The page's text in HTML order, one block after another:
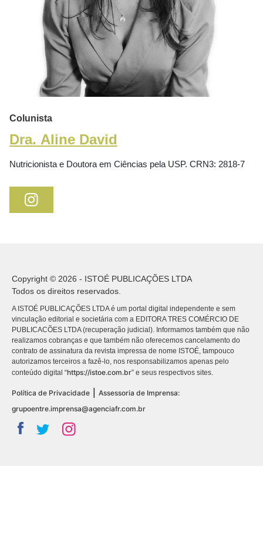
Colunista
Dra. Aline David
Nutricionista e Doutora em Ciências pela USP. CRN3: 2818-7
Copyright © 2026 - ISTOÉ PUBLICAÇÕES LTDA
Todos os direitos reservados.
A ISTOÉ PUBLICAÇÕES LTDA é um portal digital independente e sem
vinculação editorial e societária com a EDITORA TRES COMÉRCIO DE
PUBLICACÕES LTDA (recuperação judicial). Informamos também que não
realizamos cobranças e que também não oferecemos cancelamento do
contrato de assinatura da revista impressa de nome ISTOÉ, tampouco
autorizamos terceiros a fazê-lo, nos responsabilizamos apenas pelo
conteúdo digital “https://istoe.com.br” e seus respectivos sites.
Política de Privacidade | Assessoria de Imprensa:
grupoentre.imprensa@agenciafr.com.br